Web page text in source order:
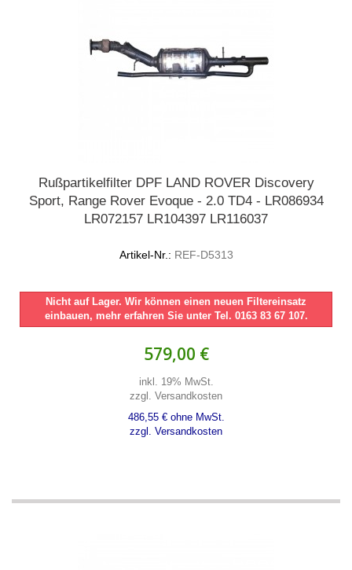
Rußpartikelfilter DPF LAND ROVER Discovery
Sport, Range Rover Evoque - 2.0 TD4 - LR086934
LR072157 LR104397 LR116037
Artikel-Nr.: REF-D5313
Nicht auf Lager. Wir können einen neuen Filtereinsatz
einbauen, mehr erfahren Sie unter Tel. 0163 83 67 107.
579,00 €
inkl. 19% MwSt.
zzgl. Versandkosten
486,55 € ohne MwSt.
zzgl. Versandkosten